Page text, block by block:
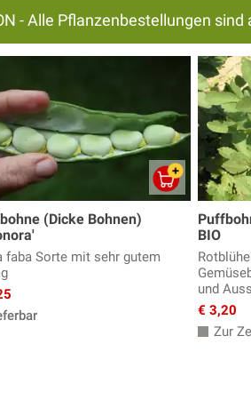
- Alle Pflanzenbestellungen
(Dicke Bohnen)
faba Sorte mit sehr gutem
BIO
und
€ 3,20
Zur